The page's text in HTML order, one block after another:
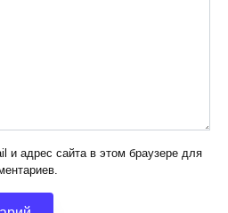
и адрес сайта в этом браузере для